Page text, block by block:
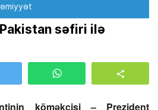
səfiri ilə
köməkçisi – Prezident